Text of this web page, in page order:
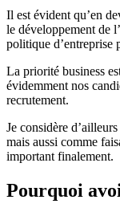
Il est évident qu’en
le développement de
politique d’entreprise
La priorité business
évidemment nos
recrutement.
Je considère
mais aussi comme
important finalement.
Pourquoi